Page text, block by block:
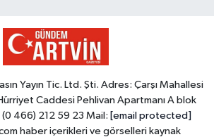
Yayın Tic. Ltd. Şti. Adres: Çarşı Mahallesi
Caddesi Pehlivan Apartmanı A blok
(0 466) 212 59 23 Mail: [email protected]
haber içerikleri ve görselleri kaynak